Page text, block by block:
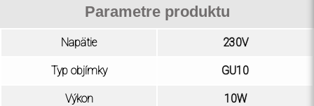
Parametre produktu
Napätie 230V
Typ objímky GU10
Výkon 10W